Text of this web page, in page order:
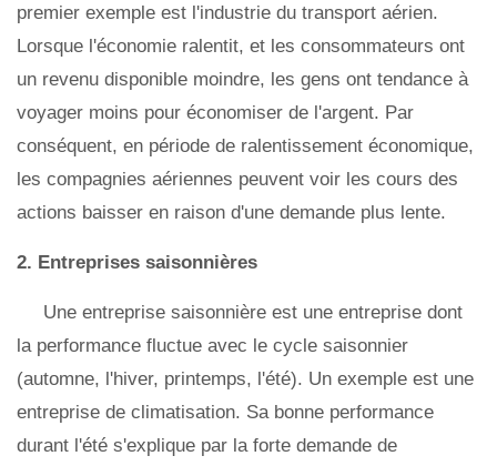
premier exemple est l'industrie du transport aérien.
Lorsque l'économie ralentit, et les consommateurs ont
un revenu disponible moindre, les gens ont tendance à
voyager moins pour économiser de l'argent. Par
conséquent, en période de ralentissement économique,
les compagnies aériennes peuvent voir les cours des
actions baisser en raison d'une demande plus lente.
2. Entreprises saisonnières
Une entreprise saisonnière est une entreprise dont
la performance fluctue avec le cycle saisonnier
(automne, l'hiver, printemps, l'été). Un exemple est une
entreprise de climatisation. Sa bonne performance
durant l'été s'explique par la forte demande de